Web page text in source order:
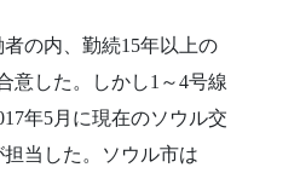
の内、勤続15年以上の
意した。しかし1～4号線
年5月に現在のソウル交
当した。ソウル市は